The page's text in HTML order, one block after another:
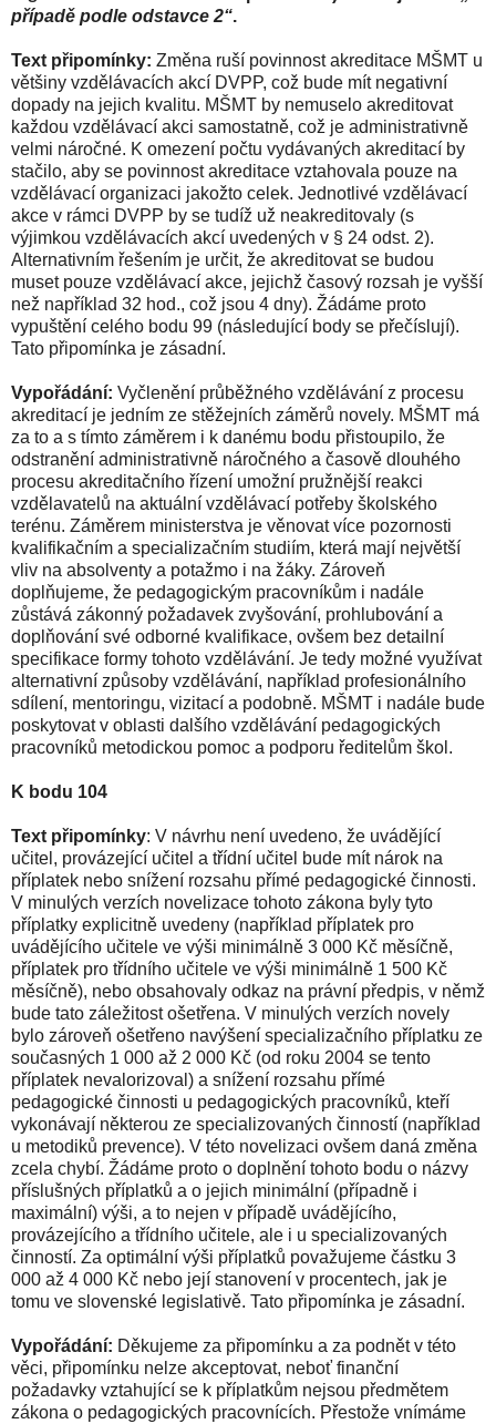
případě podle odstavce 2“.
Text připomínky: Změna ruší povinnost akreditace MŠMT u
většiny vzdělávacích akcí DVPP, což bude mít negativní
dopady na jejich kvalitu. MŠMT by nemuselo akreditovat
každou vzdělávací akci samostatně, což je administrativně
velmi náročné. K omezení počtu vydávaných akreditací by
stačilo, aby se povinnost akreditace vztahovala pouze na
vzdělávací organizaci jakožto celek. Jednotlivé vzdělávací
akce v rámci DVPP by se tudíž už neakreditovaly (s
výjimkou vzdělávacích akcí uvedených v § 24 odst. 2).
Alternativním řešením je určit, že akreditovat se budou
muset pouze vzdělávací akce, jejichž časový rozsah je vyšší
než například 32 hod., což jsou 4 dny). Žádáme proto
vypuštění celého bodu 99 (následující body se přečíslují).
Tato připomínka je zásadní.
Vypořádání: Vyčlenění průběžného vzdělávání z procesu
akreditací je jedním ze stěžejních záměrů novely. MŠMT má
za to a s tímto záměrem i k danému bodu přistoupilo, že
odstranění administrativně náročného a časově dlouhého
procesu akreditačního řízení umožní pružnější reakci
vzdělavatelů na aktuální vzdělávací potřeby školského
terénu. Záměrem ministerstva je věnovat více pozornosti
kvalifikačním a specializačním studiím, která mají největší
vliv na absolventy a potažmo i na žáky. Zároveň
doplňujeme, že pedagogickým pracovníkům i nadále
zůstává zákonný požadavek zvyšování, prohlubování a
doplňování své odborné kvalifikace, ovšem bez detailní
specifikace formy tohoto vzdělávání. Je tedy možné využívat
alternativní způsoby vzdělávání, například profesionálního
sdílení, mentoringu, vizitací a podobně. MŠMT i nadále bude
poskytovat v oblasti dalšího vzdělávání pedagogických
pracovníků metodickou pomoc a podporu ředitelům škol.
K bodu 104
Text připomínky: V návrhu není uvedeno, že uvádějící
učitel, provázející učitel a třídní učitel bude mít nárok na
příplatek nebo snížení rozsahu přímé pedagogické činnosti.
V minulých verzích novelizace tohoto zákona byly tyto
příplatky explicitně uvedeny (například příplatek pro
uvádějícího učitele ve výši minimálně 3 000 Kč měsíčně,
příplatek pro třídního učitele ve výši minimálně 1 500 Kč
měsíčně), nebo obsahovaly odkaz na právní předpis, v němž
bude tato záležitost ošetřena. V minulých verzích novely
bylo zároveň ošetřeno navýšení specializačního příplatku ze
současných 1 000 až 2 000 Kč (od roku 2004 se tento
příplatek nevalorizoval) a snížení rozsahu přímé
pedagogické činnosti u pedagogických pracovníků, kteří
vykonávají některou ze specializovaných činností (například
u metodiků prevence). V této novelizaci ovšem daná změna
zcela chybí. Žádáme proto o doplnění tohoto bodu o názvy
příslušných příplatků a o jejich minimální (případně i
maximální) výši, a to nejen v případě uvádějícího,
provázejícího a třídního učitele, ale i u specializovaných
činností. Za optimální výši příplatků považujeme částku 3
000 až 4 000 Kč nebo její stanovení v procentech, jak je
tomu ve slovenské legislativě. Tato připomínka je zásadní.
Vypořádání: Děkujeme za připomínku a za podnět v této
věci, připomínku nelze akceptovat, neboť finanční
požadavky vztahující se k příplatkům nejsou předmětem
zákona o pedagogických pracovnících. Přestože vnímáme